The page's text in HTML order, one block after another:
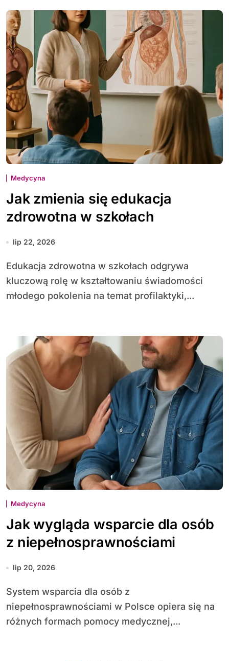
Medycyna
Jak zmienia się edukacja
zdrowotna w szkołach
lip 22, 2026
Edu­kacja zdrowotna w szkołach odgrywa
kluczową rolę w kształtowaniu świadomości
młodego pokolenia na temat profilaktyki,...
Medycyna
Jak wygląda wsparcie dla osób
z niepełnosprawnościami
lip 20, 2026
System wsparcia dla osób z
niepełnosprawnościami w Polsce opiera się na
różnych formach pomocy medycznej,...